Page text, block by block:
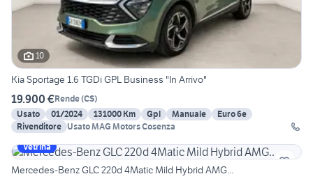
10
Kia Sportage 1.6 TGDi GPL Business "In Arrivo"
19.900 €Rende(CS)
Usato
01/2024 131000 Km Gpl Manuale
Euro 6e
Rivenditore Usato MAG Motors Cosenza
Vetrina
Mercedes-Benz GLC 220d 4Matic Mild Hybrid AMG...